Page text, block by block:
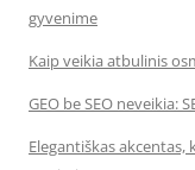
gyvenime
Kaip veikia atbulinis
GEO be SEO neveikia:
Elegantiškas